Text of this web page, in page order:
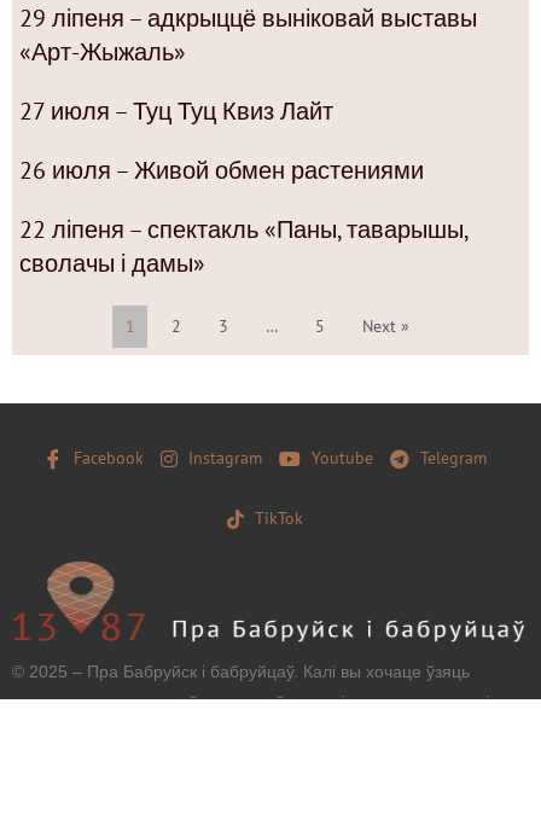
29 ліпеня – адкрыццё выніковай выставы
«Арт-Жыжаль»
27 июля – Туц Туц Квиз Лайт
26 июля – Живой обмен растениями
22 ліпеня – спектакль «Паны, таварышы,
сволачы і дамы»
1 2 3 … 5 Next »
Facebook Instagram Youtube Telegram
TikTok
© 2025 – Пра Бабруйск і бабруйцаў. Калі вы хочаце ўзяць
матэрыял з нашага сайту, захавайце, калі ласка, загаловак і